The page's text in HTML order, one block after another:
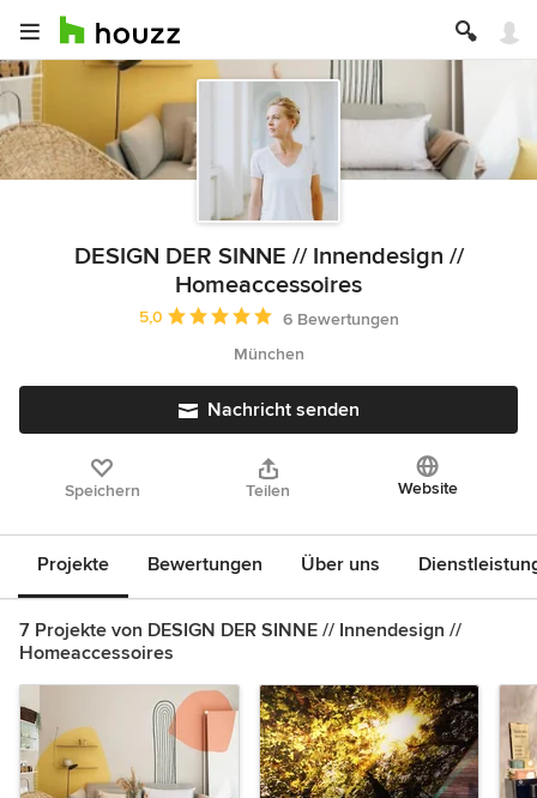
DESIGN DER SINNE // Innendesign //
Homeaccessoires
Durchschnittliche Bewertung: 5 von 5 Sternen
5,0
6 Bewertungen
München
Nachricht senden
Speichern Teilen Website
Projekte Bewertungen Über uns
7 Projekte von DESIGN DER SINNE // Innendesign //
Homeaccessoires